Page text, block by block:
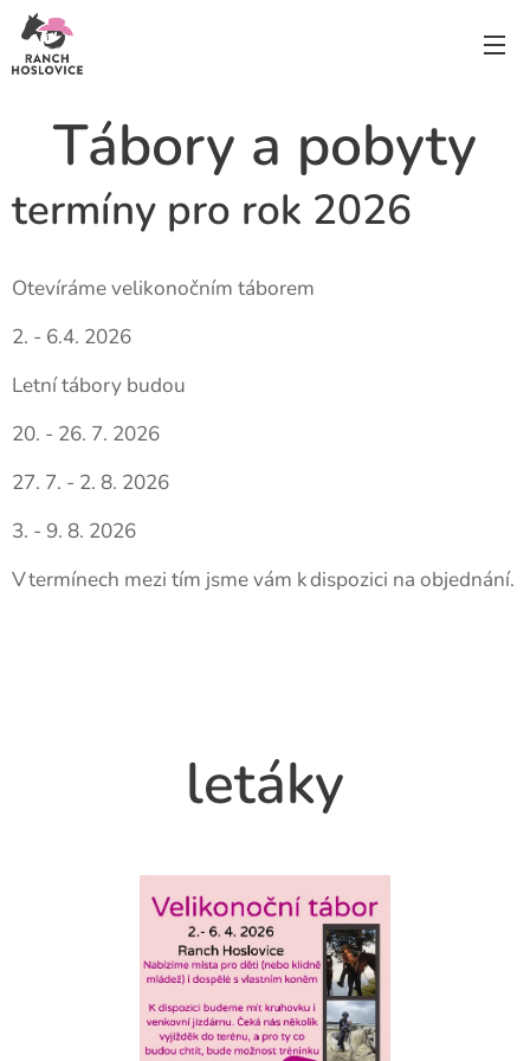
Tábory a pobyty
termíny pro rok 2026
Otevíráme velikonočním táborem
2. - 6.4. 2026
Letní tábory budou
20. - 26. 7. 2026
27. 7. - 2. 8. 2026
3. - 9. 8. 2026
V termínech mezi tím jsme vám k dispozici na objednání.
letáky